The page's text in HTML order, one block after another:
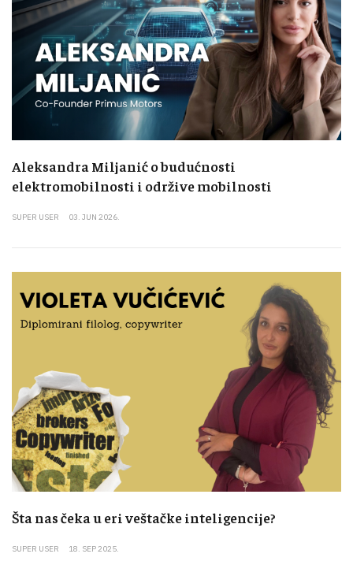
Aleksandra Miljanić o budućnosti
elektromobilnosti i održive mobilnosti
SUPER USER 03. JUN 2026.
Šta nas čeka u eri veštačke inteligencije?
SUPER USER 18. SEP 2025.